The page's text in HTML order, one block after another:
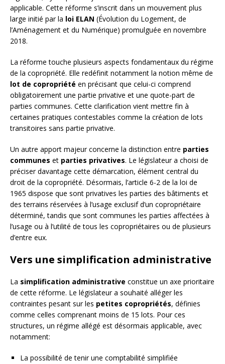
applicable. Cette réforme s’inscrit dans un mouvement plus
large initié par la loi ELAN (Évolution du Logement, de
l’Aménagement et du Numérique) promulguée en novembre
2018.
La réforme touche plusieurs aspects fondamentaux du régime
de la copropriété. Elle redéfinit notamment la notion même de
lot de copropriété en précisant que celui-ci comprend
obligatoirement une partie privative et une quote-part de
parties communes. Cette clarification vient mettre fin à
certaines pratiques contestables comme la création de lots
transitoires sans partie privative.
Un autre apport majeur concerne la distinction entre parties
communes et parties privatives. Le législateur a choisi de
préciser davantage cette démarcation, élément central du
droit de la copropriété. Désormais, l’article 6-2 de la loi de
1965 dispose que sont privatives les parties des bâtiments et
des terrains réservées à l’usage exclusif d’un copropriétaire
déterminé, tandis que sont communes les parties affectées à
l’usage ou à l’utilité de tous les copropriétaires ou de plusieurs
d’entre eux.
Vers une simplification administrative
La simplification administrative constitue un axe prioritaire
de cette réforme. Le législateur a souhaité alléger les
contraintes pesant sur les petites copropriétés, définies
comme celles comprenant moins de 15 lots. Pour ces
structures, un régime allégé est désormais applicable, avec
notamment:
La possibilité de tenir une comptabilité simplifiée